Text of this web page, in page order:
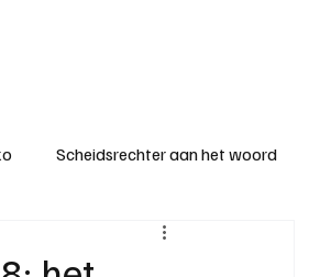
Scheidsrechter aan het woord
KM - Topscorer van het seizoen